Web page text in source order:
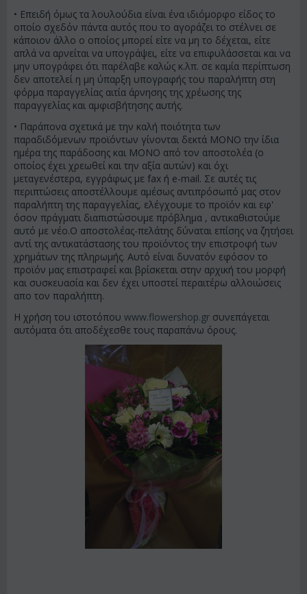
• Επειδή όμως τα λουλούδια είναι ένα ιδιόμορφο είδος το
οποίο σχεδόν πάντα αυτός που το αγοράζει το στέλνει σε
κάποιον άλλο ο οποίος μπορεί είτε να μη το δέχεται, είτε
απλά να αρνείται να υπογράψει, είτε να επιφυλάσσεται και να
μην υπογράφει ότι παρέλαβε καλώς κ.λπ. σε καμία περίπτωση
δεν αποτελεί η μη ύπαρξη υπογραφής του παραλήπτη στη
φόρμα παραγγελίας αιτία άρνησης της χρέωσης της
παραγγελίας και αμφισβήτησης αυτής.
• Παράπονα σχετικά με την καλή ποιότητα των
παραδιδόμενων προϊόντων γίνονται δεκτά ΜΟΝΟ την ίδια
ημέρα της παράδοσης και ΜΟΝΟ από τον αποστολέα (ο
οποίος έχει χρεωθεί και την αξία αυτών) και όχι
μεταγενέστερα, εγγράφως με fax ή e-mail. Σε αυτές τις
περιπτώσεις αποστέλλουμε αμέσως αντιπρόσωπό μας στον
παραλήπτη της παραγγελίας, ελέγχουμε το προϊόν και εφ'
όσον πράγματι διαπιστώσουμε πρόβλημα , αντικαθιστούμε
αυτό με νέο.Ο αποστολέας-πελάτης δύναται επίσης να ζητήσει
αντί της αντικατάστασης του προϊόντος την επιστροφή των
χρημάτων της πληρωμής. Αυτό είναι δυνατόν εφόσον το
προϊόν μας επιστραφεί και βρίσκεται στην αρχική του μορφή
και συσκευασία και δεν έχει υποστεί περαιτέρω αλλοιώσεις
απο τον παραλήπτη.
Η χρήση του ιστοτόπου www.flowershop.gr συνεπάγεται
αυτόματα ότι αποδέχεσθε τους παραπάνω όρους.